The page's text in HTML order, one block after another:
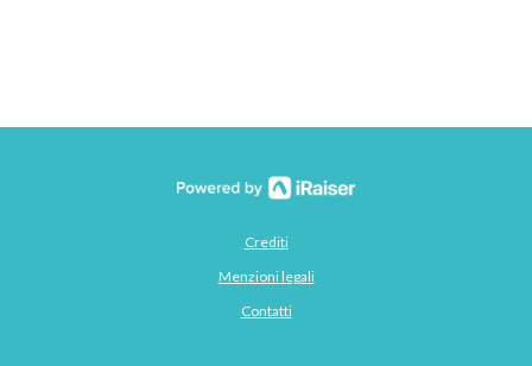
Crediti
Menzioni legali
Contatti